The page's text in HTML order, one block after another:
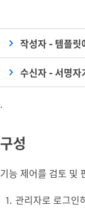
작성자 - 템플릿
수신자 - 서명자
.
구성
기능 제어를 검토 및
관리자로 로그인